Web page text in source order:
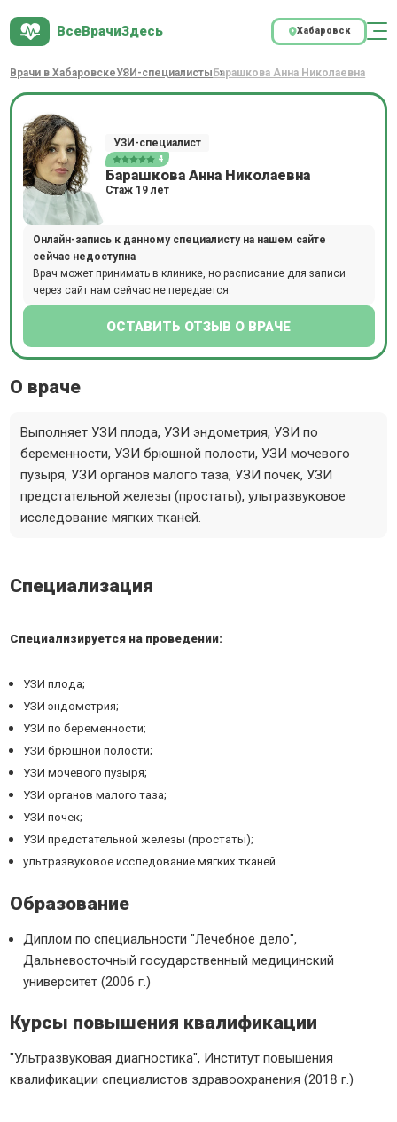
ВсеВрачиЗдесь Хабаровск
Врачи в ХабаровскеУЗИ-специалисты Барашкова Анна Николаевна
УЗИ-специалист
4
Барашкова Анна Николаевна
Стаж 19 лет
Онлайн-запись к данному специалисту на нашем сайте
сейчас недоступна
Врач может принимать в клинике, но расписание для записи
через сайт нам сейчас не передается.
ОСТАВИТЬ ОТЗЫВ О ВРАЧЕ
О враче
Выполняет УЗИ плода, УЗИ эндометрия, УЗИ по
беременности, УЗИ брюшной полости, УЗИ мочевого
пузыря, УЗИ органов малого таза, УЗИ почек, УЗИ
предстательной железы (простаты), ультразвуковое
исследование мягких тканей.
Специализация
Специализируется на проведении:
УЗИ плода;
УЗИ эндометрия;
УЗИ по беременности;
УЗИ брюшной полости;
УЗИ мочевого пузыря;
УЗИ органов малого таза;
УЗИ почек;
УЗИ предстательной железы (простаты);
ультразвуковое исследование мягких тканей.
Образование
Диплом по специальности "Лечебное дело",
Дальневосточный государственный медицинский
университет (2006 г.)
Курсы повышения квалификации
"Ультразвуковая диагностика", Институт повышения
квалификации специалистов здравоохранения (2018 г.)